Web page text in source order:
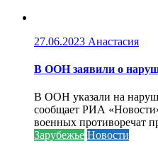
27.06.2023 Анастасия
В ООН заявили о
В ООН указали на
сообщает РИА
военных противоречат
Зарубежье Новости